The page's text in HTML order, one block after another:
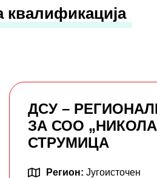
квалификација
ДСУ –
ЗА СОО
СТРУМИЦА
Регион: Југоисточен